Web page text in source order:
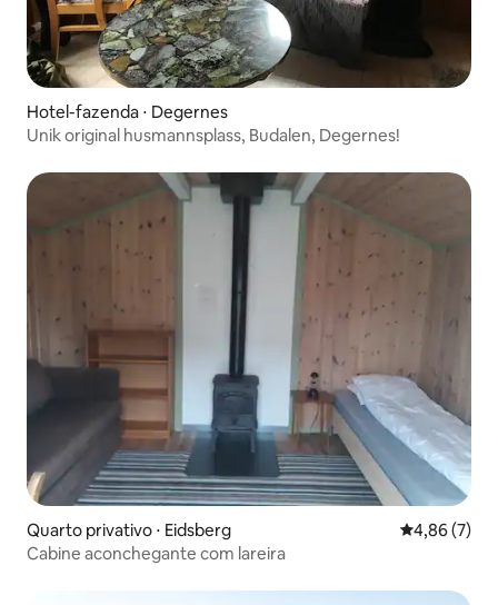
Hotel-fazenda ⋅ Degernes
Unik original husmannsplass, Budalen, Degernes!
Quarto privativo ⋅ Eidsberg 4,86 de uma
4,86 (7)
Cabine aconchegante com lareira